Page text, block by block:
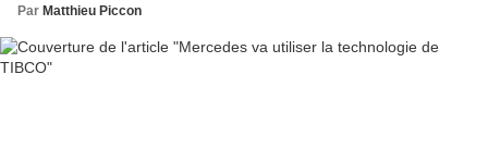
Par Matthieu Piccon